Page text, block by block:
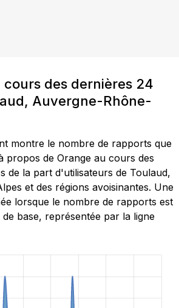
cours des dernières 24
Auvergne-Rhône-
montre le nombre de rapports que
propos de Orange au cours des
de la part d'utilisateurs de Toulaud,
et des régions avoisinantes. Une
lorsque le nombre de rapports est
base, représentée par la ligne